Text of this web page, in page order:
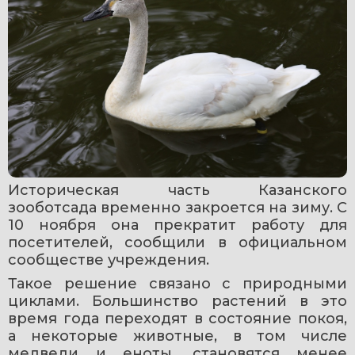
Историческая часть Казанского
зооботсада временно закроется на зиму. С
10 ноября она прекратит работу для
посетителей, сообщили в официальном
сообществе учреждения.
Такое решение связано с природными
циклами. Большинство растений в это
время года переходят в состояние покоя,
а некоторые животные, в том числе